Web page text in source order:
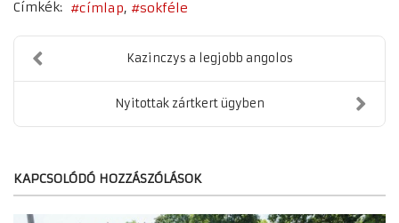
Címkék: címlap sokféle
Kazinczys a legjobb angolos
Nyitottak zártkert ügyben
KAPCSOLÓDÓ HOZZÁSZÓLÁSOK